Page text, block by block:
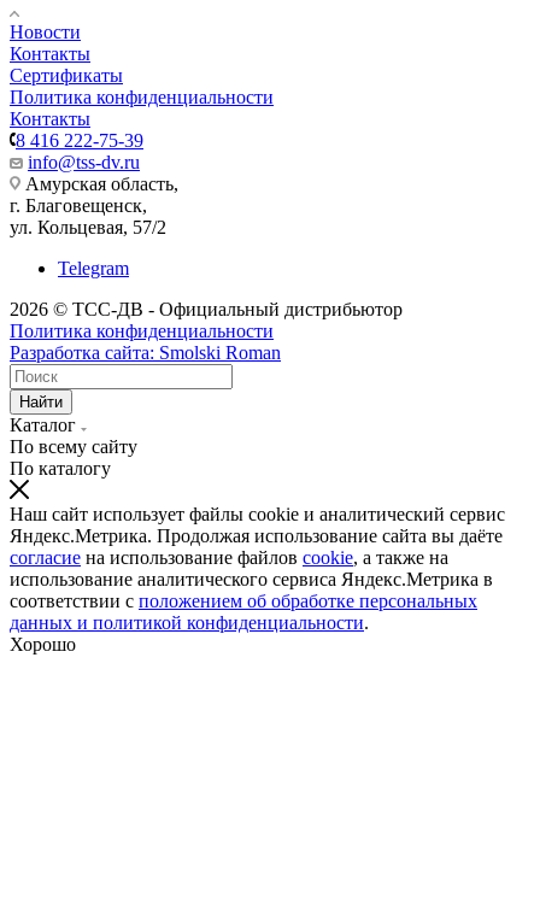
Новости
Контакты
Сертификаты
Политика конфиденциальности
Контакты
8 416 222-75-39
info@tss-dv.ru
Амурская область,
г. Благовещенск,
ул. Кольцевая, 57/2
Telegram
2026 © ТСС-ДВ - Официальный дистрибьютор
Политика конфиденциальности
Разработка сайта: Smolski Roman
Найти
Каталог
По всему сайту
По каталогу
Наш сайт использует файлы cookie и аналитический сервис
Яндекс.Метрика. Продолжая использование сайта вы даёте
согласие на использование файлов cookie, а также на
использование аналитического сервиса Яндекс.Метрика в
соответствии с положением об обработке персональных
данных и политикой конфиденциальности.
Хорошо